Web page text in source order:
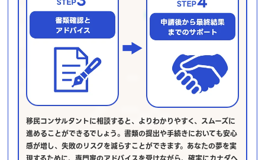
移民コンサルタントに相談すると、よりわかりやすく、スムーズに
進めることができるでしょう。書類の提出や手続きにおいても安心
感が増し、失敗のリスクを減らすことができます。あなたの夢を実